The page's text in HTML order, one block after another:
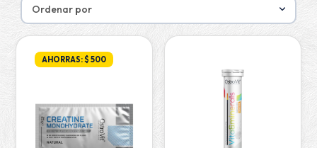
AHORRAS: $ 500